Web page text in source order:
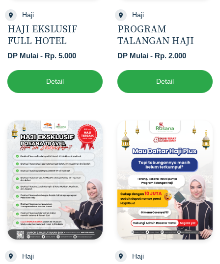
Haji
HAJI EKSLUSIF
FULL HOTEL
DP Mulai - Rp. 5.000
Detail
Haji
PROGRAM
TALANGAN HAJI
DP Mulai - Rp. 2.000
Detail
Haji Haji